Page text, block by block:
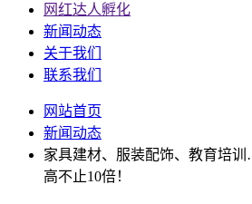
网红达人孵化
新闻动态
关于我们
联系我们
网站首页
新闻动态
家具建材、服装配饰、教育培
高不止10倍！